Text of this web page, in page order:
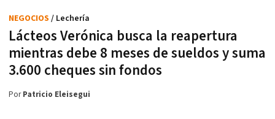
Lácteos Verónica busca la reapertura
mientras debe 8 meses de sueldos y suma
3.600 cheques sin fondos
NEGOCIOS / Lechería
PorPatricio Eleisegui